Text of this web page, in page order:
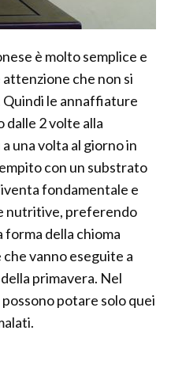
è molto semplice e
che non si
Quindi le annaffiature
dalle 2 volte alla
una volta al giorno in
con un substrato
fondamentale e
nutritive, preferendo
forma della chioma
vanno eseguite a
primavera. Nel
potare solo quei